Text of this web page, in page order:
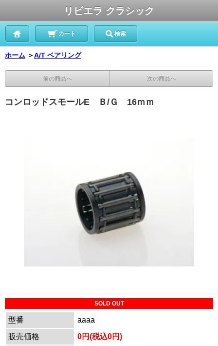
リビエラ クラシック
カート 検索
ホーム ＞A/T ベアリング
前の商品へ 次の商品へ
コンロッドスモールE Ｂ/Ｇ 16ｍｍ
SOLD OUT
型番
aaaa
販売価格
0円(税込0円)